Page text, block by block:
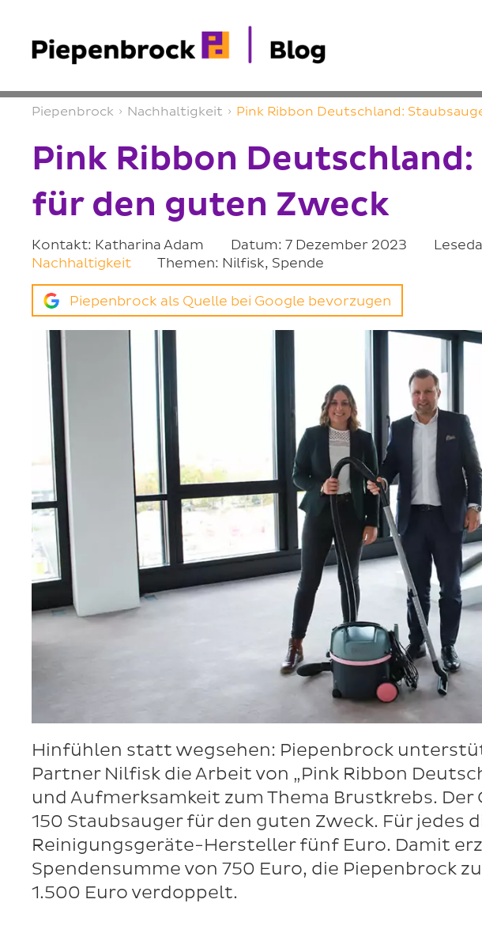
Piepenbrock › Nachhaltigkeit › Pink Ribbon Deutschland:
Pink Ribbon
für den guten Zweck
Kontakt: Katharina Adam Datum: 7 Dezember 2023
Nachhaltigkeit
Themen: Nilfisk, Spende
Piepenbrock als Quelle bei Google bevorzugen
Hinfühlen statt wegsehen: Piepenbrock
Partner Nilfisk die Arbeit von „Pink Ribbon
und Aufmerksamkeit zum Thema Brustkrebs.
150 Staubsauger für den guten Zweck. Für jedes
Reinigungsgeräte-Hersteller fünf Euro. Damit
Spendensumme von 750 Euro, die Piepenbrock
1.500 Euro verdoppelt.